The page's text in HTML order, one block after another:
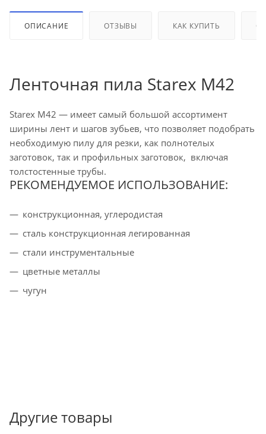
ОПИСАНИЕ ОТЗЫВЫ КАК КУПИТЬ
Ленточная пила Starex M42
Starex M42 — имеет самый большой ассортимент
ширины лент и шагов зубьев, что позволяет подобрать
необходимую пилу для резки, как полнотелых
заготовок, так и профильных заготовок, включая
толстостенные трубы.
РЕКОМЕНДУЕМОЕ ИСПОЛЬЗОВАНИЕ:
конструкционная, углеродистая
cталь конструкционная легированная
стали инструментальные
цветные металлы
чугун
Другие товары